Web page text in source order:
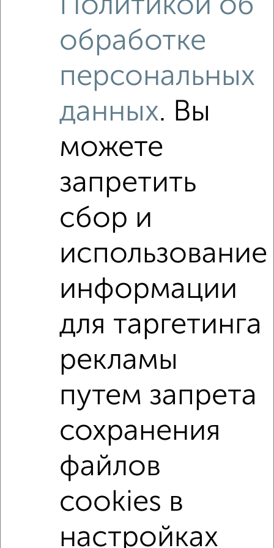
Рядом, с меньшей ценой
2‑комнатные квартиры
Поиск по схожим параметрам:
Кировский район жилой комплекс Терле Парк
не последний этаж с балконом
с центральным отоплением в строящихся домах
в панельном доме
с раздельным санузлом площадью до 60 м²
В экологически чистом районе
↑ НАВЕРХ К МЕНЮ
Политикой об
обработке
персональных
данных. Вы
можете
запретить
сбор и
использование
информации
для таргетинга
рекламы
путем запрета
сохранения
файлов
cookies в
настройках